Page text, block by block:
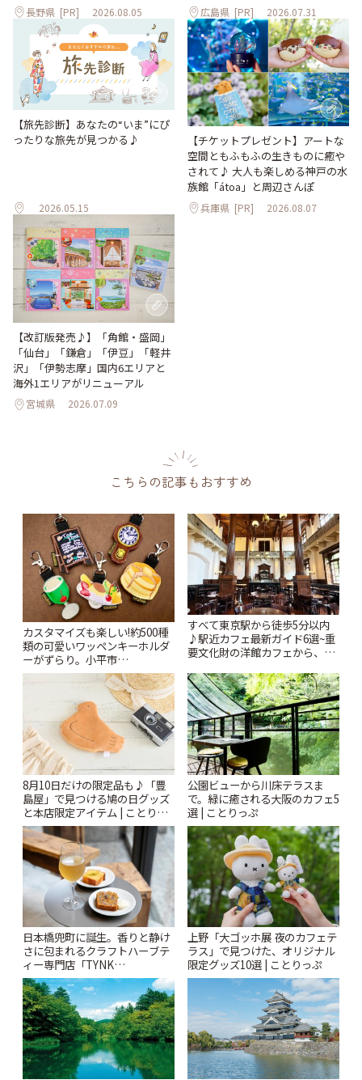
長野県 [PR] 2026.08.05 広島県 [PR] 2026.07.31
【旅先診断】あなたの“いま”にぴ
ったりな旅先が見つかる♪
2026.05.15
【チケットプレゼント】アートな
空間ともふもふの生きものに癒や
されて♪ 大人も楽しめる神戸の水
族館「átoa」と周辺さんぽ
兵庫県 [PR] 2026.08.07
【改訂版発売♪】「角館・盛岡」
「仙台」「鎌倉」「伊豆」「軽井
沢」「伊勢志摩」国内6エリアと
海外1エリアがリニューアル
宮城県 2026.07.09
こちらの記事もおすすめ
カスタマイズも楽しい!約500種
類の可愛いワッペンキーホルダ
ーがずらり。小平市
「Kimamaya T&K」 | ことりっ
すべて東京駅から徒歩5分以内
♪駅近カフェ最新ガイド6選~重
要文化財の洋館カフェから、改
りっぷ
8月10日だけの限定品も♪「豊
島屋」で見つける鳩の日グッズ
と本店限定アイテム | ことりっ
ぷ
公園ビューから川床テラスま
で。緑に癒される大阪のカフェ5
選 | ことりっぷ
日本橋兜町に誕生。香りと静け
さに包まれるクラフトハーブテ
ィー専門店「TYNK
Kabutocho」 | ことりっぷ
上野「大ゴッホ展 夜のカフェテ
ラス」で見つけた、オリジナル
限定グッズ10選 | ことりっぷ